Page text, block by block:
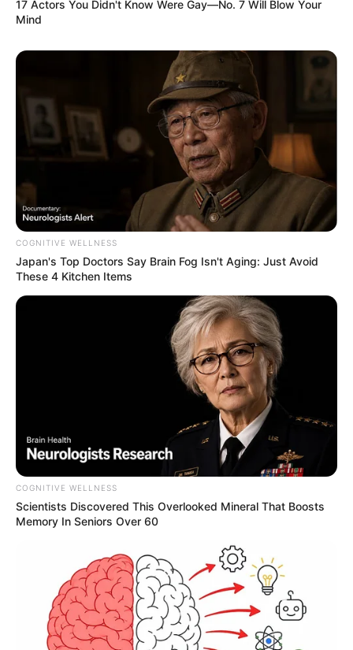
17 Actors You Didn't Know Were Gay—No. 7 Will Blow Your
Mind
COGNITIVE WELLNESS
Japan's Top Doctors Say Bra​in Fo​g Isn't Aging: Just Avoid
These 4 Kitchen Items
COGNITIVE WELLNESS
Scientists Discovered This Overlooked Mineral That Boosts
Memory In Seniors Over 60